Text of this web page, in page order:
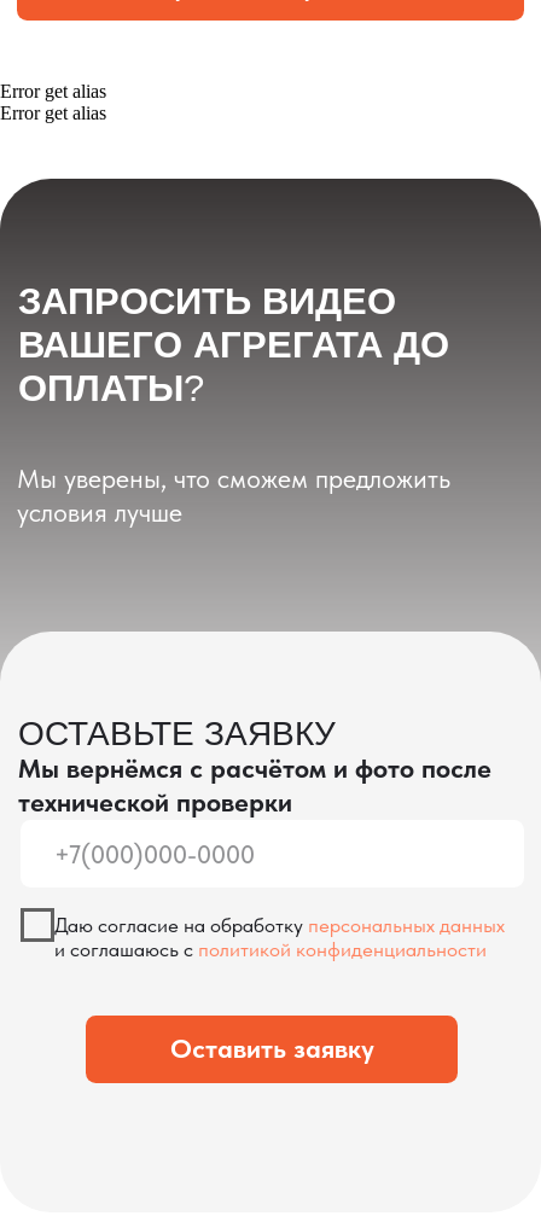
Error get alias
Error get alias